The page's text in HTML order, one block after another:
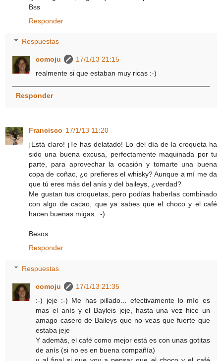
Bss
Responder
Respuestas
comoju
17/1/13 21:15
realmente si que estaban muy ricas :-)
Responder
Francisco 17/1/13 11:20
¡Está claro! ¡Te has delatado! Lo del día de la croqueta ha
sido una buena excusa, perfectamente maquinada por tu
parte, para aprovechar la ocasión y tomarte una buena
copa de coñac, ¿o prefieres el whisky? Aunque a mí me da
que tú eres más del anís y del baileys, ¿verdad?
Me gustan tus croquetas, pero podías haberlas combinado
con algo de cacao, que ya sabes que el choco y el café
hacen buenas migas. :-)
Besos.
Responder
Respuestas
comoju
17/1/13 21:35
:-) jeje :-) Me has pillado... efectivamente lo mío es
mas el anís y el Bayleis jeje, hasta una vez hice un
amago casero de Baileys que no veas que fuerte que
estaba jeje
Y además, el café como mejor está es con unas gotitas
de anís (si no es en buena compañía)